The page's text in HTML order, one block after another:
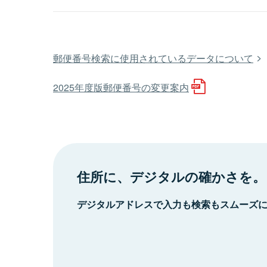
郵便番号検索に使用されているデータについて
2025年度版郵便番号の変更案内
住所に、デジタルの確かさを。
デジタルアドレスで入力も検索もスムーズ